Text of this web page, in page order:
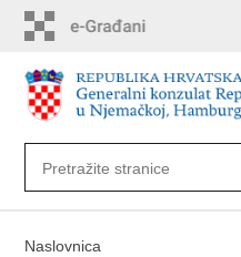
sadržaj
Naslovnica